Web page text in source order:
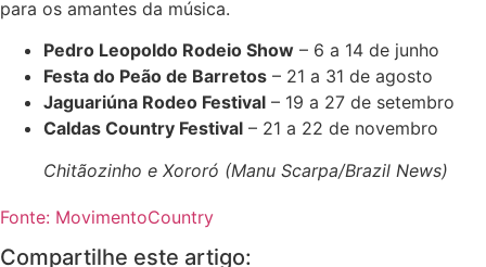
para os amantes da música.
Pedro Leopoldo Rodeio Show – 6 a 14 de junho
Festa do Peão de Barretos – 21 a 31 de agosto
Jaguariúna Rodeo Festival – 19 a 27 de setembro
Caldas Country Festival – 21 a 22 de novembro
Chitãozinho e Xororó (Manu Scarpa/Brazil News)
Fonte: MovimentoCountry
Compartilhe este artigo: